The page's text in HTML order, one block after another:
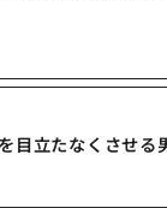
目立たなくさせる